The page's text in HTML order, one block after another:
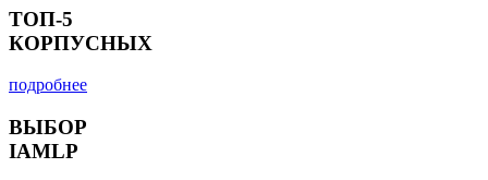
ТОП-5
КОРПУСНЫХ
подробнее
ВЫБОР
IAMLP